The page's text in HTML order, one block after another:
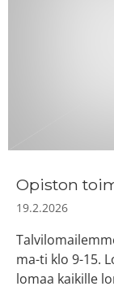
Opiston
19.2.2026
ma-ti klo 9-15.
lomaa kaikille